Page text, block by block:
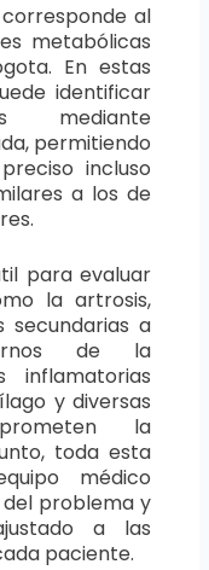
al
metabólicas
En estas
identificar
mediante
permitiendo
incluso
a los de
para evaluar
la artrosis,
secundarias a
de la
inflamatorias
y diversas
la
toda esta
médico
problema y
a las
paciente.